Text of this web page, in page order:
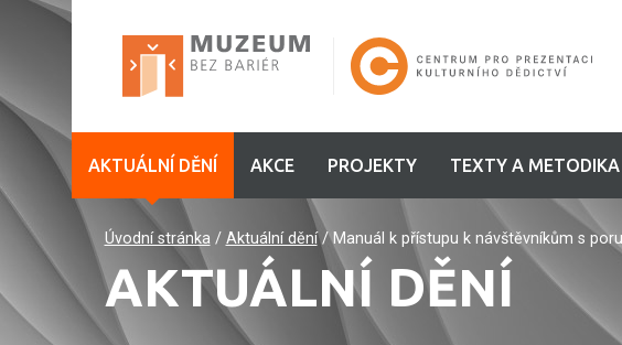
AKTUÁLNÍ DĚNÍ AKCE PROJEKTY TEXTY A METODIKA
Úvodní stránka/ Aktuální dění/Manuál k přístupu k návštěvníkům s
AKTUÁLNÍ DĚNÍ